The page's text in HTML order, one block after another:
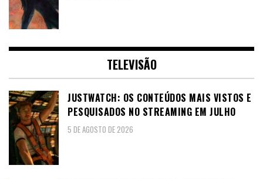
TELEVISÃO
JUSTWATCH: OS CONTEÚDOS MAIS VISTOS E
PESQUISADOS NO STREAMING EM JULHO
5 DE AGOSTO DE 2026